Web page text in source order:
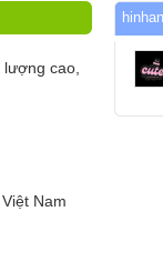
lượng cao,
Nam